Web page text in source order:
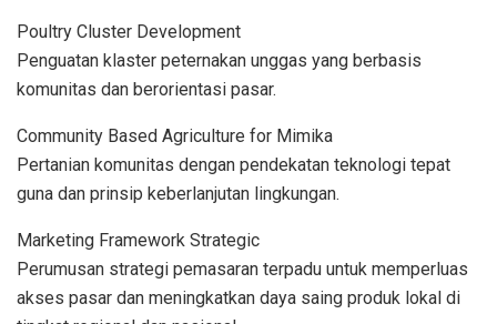
Poultry Cluster Development
Penguatan klaster peternakan unggas yang berbasis
komunitas dan berorientasi pasar.
Community Based Agriculture for Mimika
Pertanian komunitas dengan pendekatan teknologi tepat
guna dan prinsip keberlanjutan lingkungan.
Marketing Framework Strategic
Perumusan strategi pemasaran terpadu untuk memperluas
akses pasar dan meningkatkan daya saing produk lokal di